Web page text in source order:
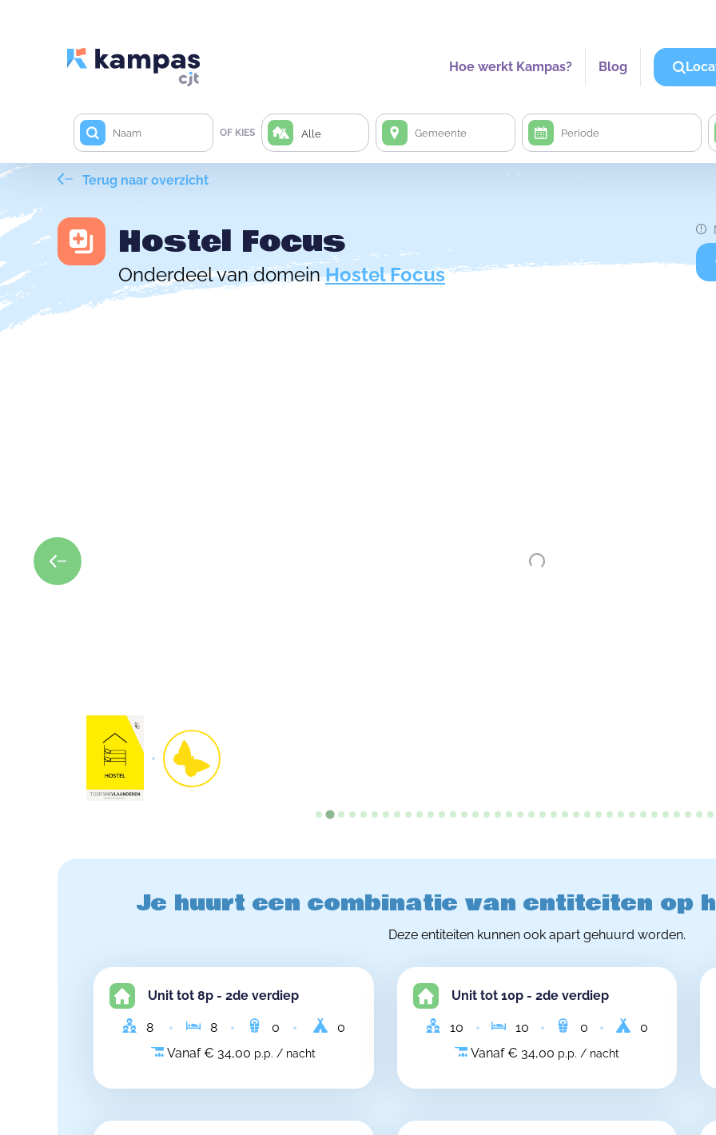
Hoe werkt Kampas? Blog
OF KIES Alle
Terug naar overzicht
Hostel Focus
Onderdeel van domeinHostel Focus
Je huurt een combinatie van entiteiten op
Deze entiteiten kunnen ook apart gehuurd worden.
Unit tot 8p - 2de verdiep
8 8 0
0
Vanaf € 34,00 p.p. / nacht
Unit tot 10p - 2de verdiep
10 10 0
0
Vanaf € 34,00 p.p. / nacht